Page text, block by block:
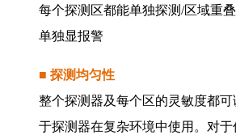
每个探测区都能单独探测/区域重
单独显报警
■ 探测均匀性
整个探测器及每个区的灵敏度都
于探测器在复杂环境中使用。对